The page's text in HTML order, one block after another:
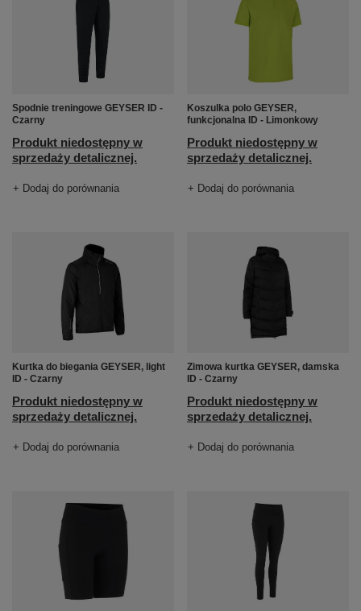
Spodnie treningowe GEYSER ID -
Czarny
Produkt niedostępny w
sprzedaży detalicznej.
+ Dodaj do porównania
Koszulka polo GEYSER,
funkcjonalna ID - Limonkowy
Produkt niedostępny w
sprzedaży detalicznej.
+ Dodaj do porównania
Kurtka do biegania GEYSER, light
ID - Czarny
Produkt niedostępny w
sprzedaży detalicznej.
+ Dodaj do porównania
Zimowa kurtka GEYSER, damska
ID - Czarny
Produkt niedostępny w
sprzedaży detalicznej.
+ Dodaj do porównania